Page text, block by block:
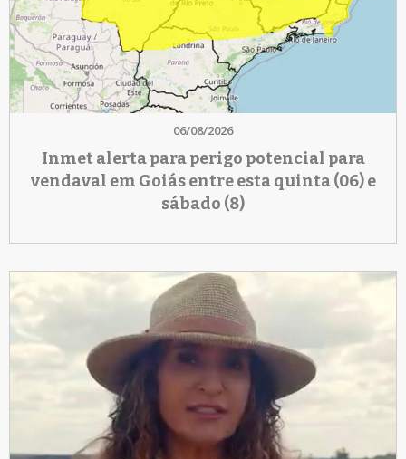
06/08/2026
Inmet alerta para perigo potencial para
vendaval em Goiás entre esta quinta (06) e
sábado (8)